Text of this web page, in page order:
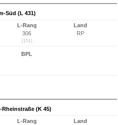
Süd (L 431)
L-Rang
306
(151)
Land
RP
BPL
(K 45)
L-Rang
Land